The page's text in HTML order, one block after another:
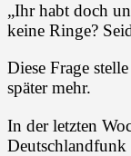
„Ihr habt doch
keine Ringe?
Diese Frage
später mehr.
In der letzten